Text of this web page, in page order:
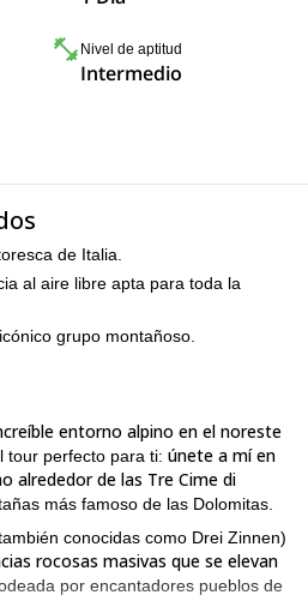
Nivel de aptitud
Intermedio
de Italia.
al aire libre apta para toda la
grupo montañoso.
entorno alpino en el noreste
tour perfecto para ti: únete a mí en
alrededor de las Tre Cime di
más famoso de las Dolomitas.
conocidas como Drei Zinnen)
rocosas masivas que se elevan
por encantadores pueblos de